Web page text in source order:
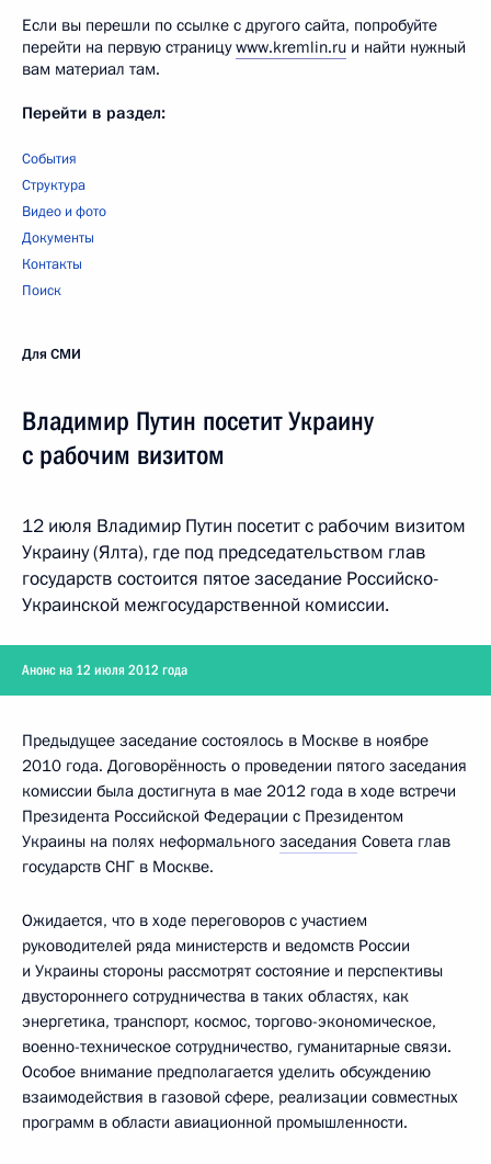
Если вы перешли по ссылке с другого сайта, попробуйте
перейти на первую страницуwww.kremlin.ru и найти нужный
вам материал там.
Перейти в раздел:
События
Структура
Видео и фото
Документы
Контакты
Поиск
Для СМИ
Владимир Путин посетит Украину
с рабочим визитом
12 июля Владимир Путин посетит с рабочим визитом
Украину (Ялта), где под председательством глав
государств состоится пятое заседание Российско-
Украинской межгосударственной комиссии.
Анонс на 12 июля 2012 года
Предыдущее заседание состоялось в Москве в ноябре
2010 года. Договорённость о проведении пятого заседания
комиссии была достигнута в мае 2012 года в ходе встречи
Президента Российской Федерации с Президентом
Украины на полях неформального заседания Совета глав
государств СНГ в Москве.
Ожидается, что в ходе переговоров с участием
руководителей ряда министерств и ведомств России
и Украины стороны рассмотрят состояние и перспективы
двустороннего сотрудничества в таких областях, как
энергетика, транспорт, космос, торгово-экономическое,
военно-техническое сотрудничество, гуманитарные связи.
Особое внимание предполагается уделить обсуждению
взаимодействия в газовой сфере, реализации совместных
программ в области авиационной промышленности.